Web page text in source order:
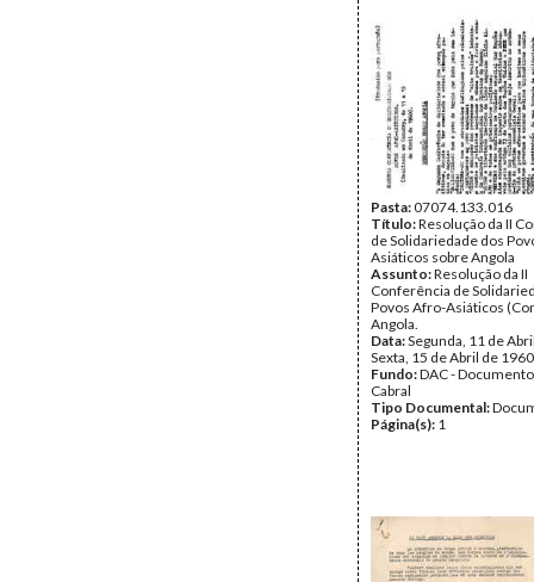
Tipo Documental:
Página(s):5
Pasta:07074.133.016
Título:Resolução da II
de Solidariedade dos
Asiáticos sobre Angola
Assunto:Resolução da II
Conferência de
Povos Afro-Asiáticos
Angola.
Data:Segunda, 11 de
Sexta, 15 de Abril de 1960
Fundo:DAC -
Cabral
Tipo Documental:
Página(s): 1